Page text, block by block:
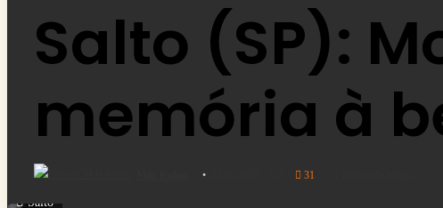
Salto (SP):
memória à
31
Salto